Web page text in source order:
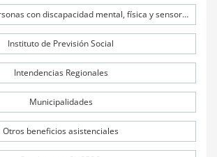
Subsidio para personas con discapacidad mental, física y sensorial severa, menores de 18 años
Instituto de Previsión Social
Intendencias Regionales
Municipalidades
Otros beneficios asistenciales